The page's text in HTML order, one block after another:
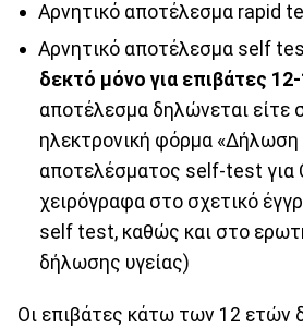
Αρνητικό αποτέλεσμα rapid
Αρνητικό αποτέλεσμα self
δεκτό μόνο για επιβάτες
αποτέλεσμα δηλώνεται είτε
ηλεκτρονική φόρμα «Δήλωση
αποτελέσματος self-test για
χειρόγραφα στο σχετικό
self test, καθώς και στο
δήλωσης υγείας)
Οι επιβάτες κάτω των 12 ετών